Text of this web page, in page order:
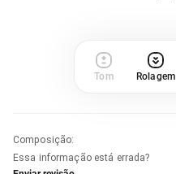
Tom Rolagem
Composição:
Essa informação está errada?